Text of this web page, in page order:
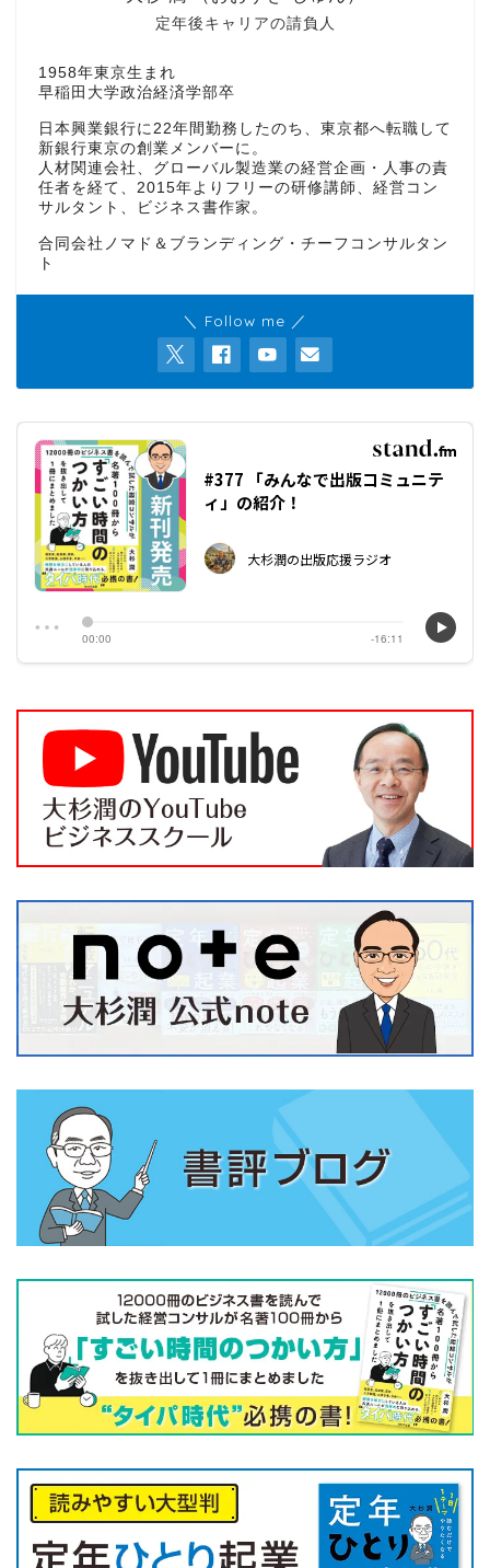
定年後キャリアの請負人
1958年東京生まれ
早稲田大学政治経済学部卒
日本興業銀行に22年間勤務したのち、東京都へ転職して
新銀行東京の創業メンバーに。
人材関連会社、グローバル製造業の経営企画・人事の責
任者を経て、2015年よりフリーの研修講師、経営コン
サルタント、ビジネス書作家。
合同会社ノマド＆ブランディング・チーフコンサルタン
ト
＼ Follow me ／